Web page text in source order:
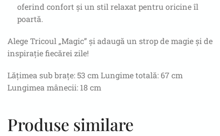
oferind confort și un stil relaxat pentru oricine îl
poartă.
Alege Tricoul „Magic” și adaugă un strop de magie și de
inspirație fiecărei zile!
Lățimea sub brațe: 53 cm Lungime totală: 67 cm
Lungimea mânecii: 18 cm
Produse similare